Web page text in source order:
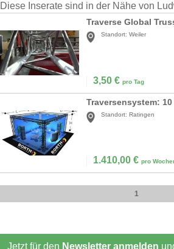
Diese Inserate sind in der Nähe von
Traverse Global
Standort: Weiler
3,50 € pro Tag
Standort: Ratingen
1.410,00 € pro
1
Jetzt für den Newsletter anmelden